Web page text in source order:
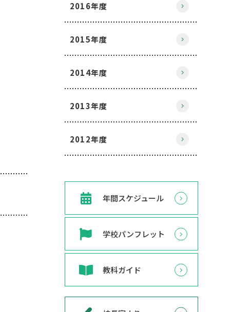
2016年度
2015年度
2014年度
2013年度
2012年度
年間スケジュール
学校パンフレット
教科ガイド